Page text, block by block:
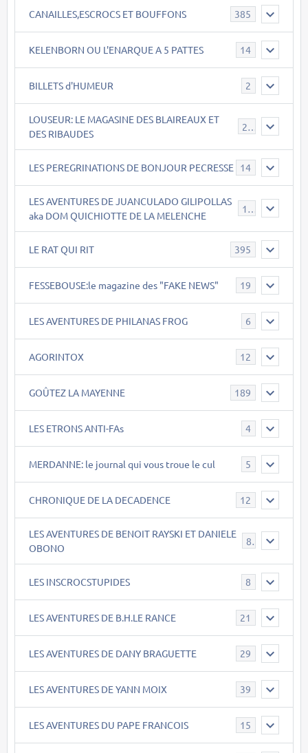
CANAILLES,ESCROCS ET BOUFFONS 385
KELENBORN OU L'ENARQUE A 5 PATTES 14
BILLETS d'HUMEUR 2
LOUSEUR: LE MAGASINE DES BLAIREAUX ET
DES RIBAUDES
21
LES PEREGRINATIONS DE BONJOUR PECRESSE 14
LES AVENTURES DE JUANCULADO GILIPOLLAS
aka DOM QUICHIOTTE DE LA MELENCHE
119
LE RAT QUI RIT 395
FESSEBOUSE:le magazine des "FAKE NEWS" 19
LES AVENTURES DE PHILANAS FROG 6
AGORINTOX 12
GOÛTEZ LA MAYENNE 189
LES ETRONS ANTI-FAs 4
MERDANNE: le journal qui vous troue le cul 5
CHRONIQUE DE LA DECADENCE 12
LES AVENTURES DE BENOIT RAYSKI ET DANIELE
OBONO
8
LES INSCROCSTUPIDES 8
LES AVENTURES DE B.H.LE RANCE 21
LES AVENTURES DE DANY BRAGUETTE 29
LES AVENTURES DE YANN MOIX 39
LES AVENTURES DU PAPE FRANCOIS 15